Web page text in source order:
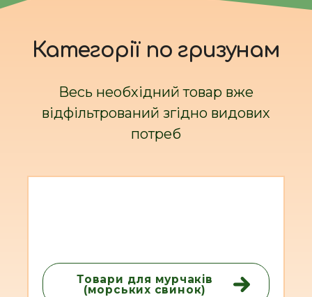
Категорії по гризунам
Весь необхідний товар вже
відфільтрований згідно видових
потреб
Товари для мурчаків
(морських свинок)